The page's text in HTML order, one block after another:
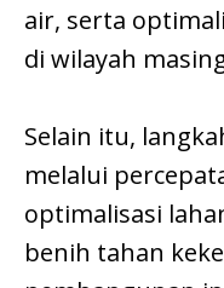
air, serta
di wilayah
Selain itu,
melalui
optimalisasi
benih tahan